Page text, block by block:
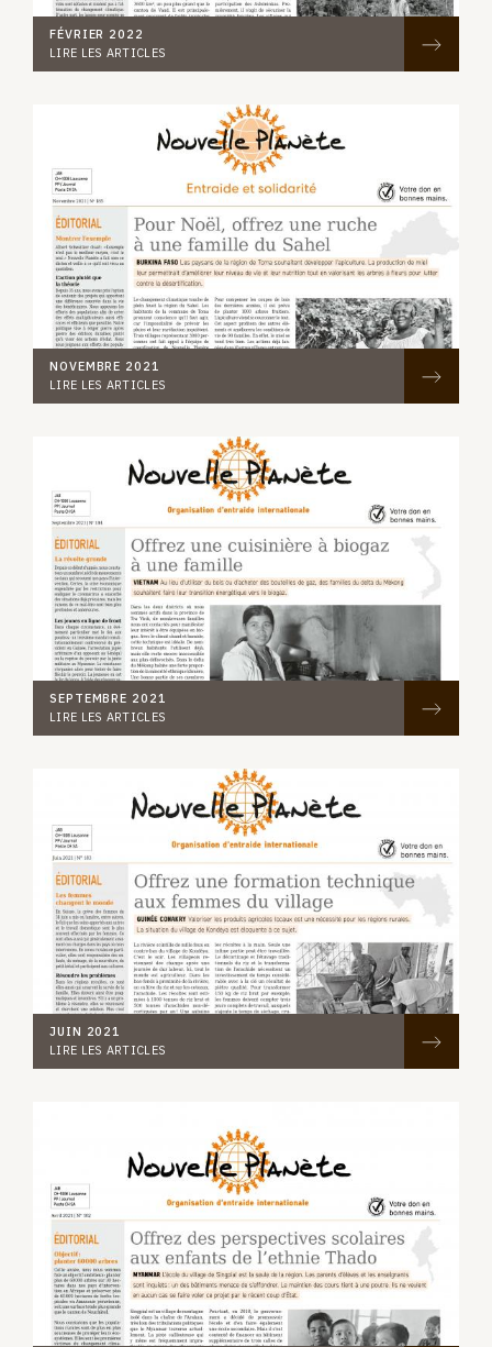
FÉVRIER 2022
LIRE LES ARTICLES
NOVEMBRE 2021
LIRE LES ARTICLES
SEPTEMBRE 2021
LIRE LES ARTICLES
JUIN 2021
LIRE LES ARTICLES